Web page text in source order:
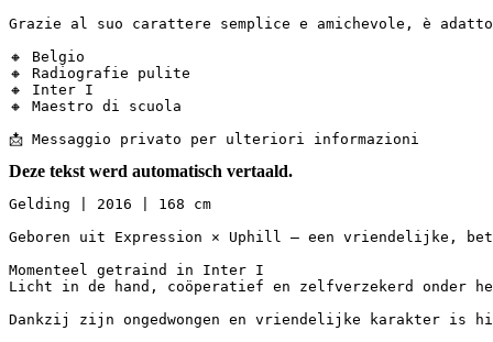
Grazie al suo carattere semplice e amichevole, è
🔸 Belgio
🔸 Radiografie pulite
🔸 Inter I
🔸 Maestro di scuola
📩 Messaggio privato per ulteriori informazioni
Deze tekst werd automatisch vertaald.
Gelding | 2016 | 168 cm
Geboren uit Expression × Uphill — een vriendelijke,
Momenteel getraind in Inter I
Licht in de hand, coöperatief en zelfverzekerd
Dankzij zijn ongedwongen en vriendelijke karakter